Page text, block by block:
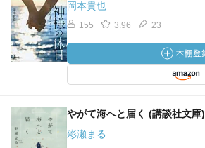
岡本貴也
155 3.96 23
やがて海へと届く (講談社文庫)
彩瀬まる